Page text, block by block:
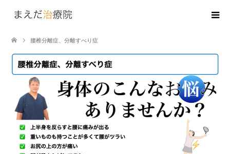
腰椎分離症、分離すべり症